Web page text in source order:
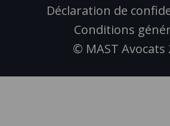
Déclaration de
Conditions
© MAST Avocats